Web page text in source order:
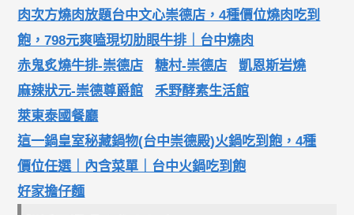
肉次方燒肉放題台中文心崇德店，4種價位燒肉吃到
飽，798元爽嗑現切肋眼牛排｜台中燒肉
赤鬼炙燒牛排-崇德店
糖村-崇德店
凱恩斯岩燒
麻辣狀元-崇德尊爵館
禾野酵素生活館
萊東泰國餐廳
這一鍋皇室秘藏鍋物(台中崇德殿)火鍋吃到飽，4種
價位任選｜內含菜單｜台中火鍋吃到飽
好家擔仔麵